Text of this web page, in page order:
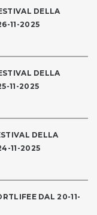
DELLA
11-2025
DELLA
11-2025
DELLA
11-2025
DAL 20-11-